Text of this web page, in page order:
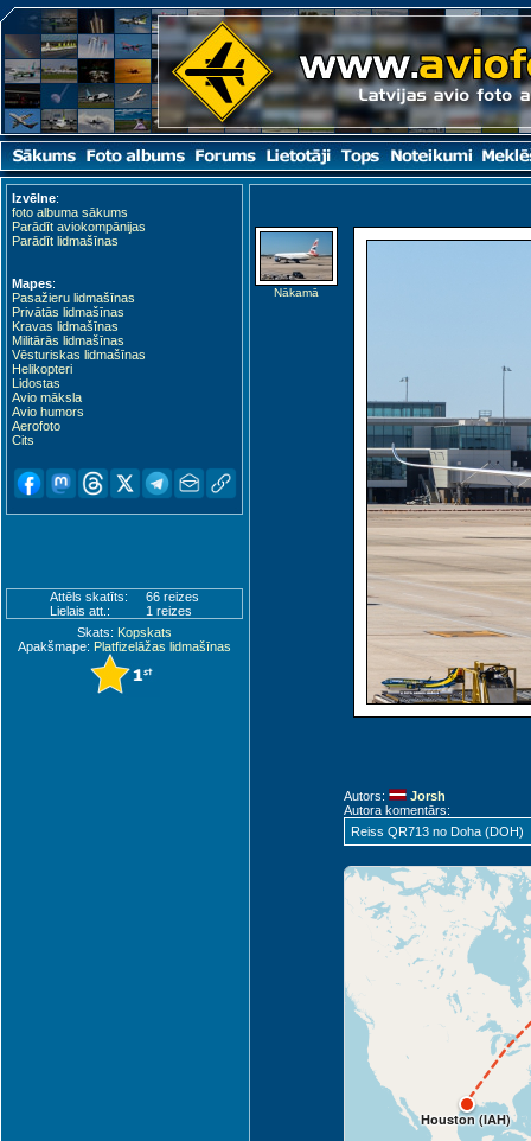
Izvēlne:
foto albuma sākums
Parādīt aviokompānijas
Parādīt lidmašīnas
Mapes:
Pasažieru lidmašīnas
Privātās lidmašīnas
Kravas lidmašīnas
Militārās lidmašīnas
Vēsturiskas lidmašīnas
Helikopteri
Lidostas
Avio māksla
Avio humors
Aerofoto
Cits
Attēls skatīts:
66 reizes
Lielais att.:
1 reizes
Skats: Kopskats
Apakšmape: Platfizelāžas lidmašīnas
Nākamā
Autors:
Jorsh
Autora komentārs:
Reiss QR713 no Doha (DOH)
Houston (IAH)